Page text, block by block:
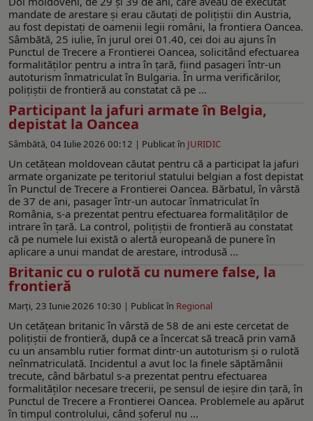
mandate de arestare și erau căutați de polițiștii din Austria,
au fost depistați de oamenii legii români, la frontiera Oancea.
Sâmbătă, 25 iulie, în jurul orei 01.40, cei doi au ajuns în
Punctul de Trecere a Frontierei Oancea, solicitând efectuarea
formalităților pentru a intra în țară, fiind pasageri într-un
autoturism înmatriculat în Bulgaria. În urma verificărilor,
polițiștii de frontieră au constatat că pe ...
Participant la jafuri armate în Belgia,
depistat la Oancea
Sâmbătă, 04 Iulie 2026 00:12 | Publicat în JURIDIC
Un cetăţean moldovean căutat pentru că a participat la jafuri
armate organizate pe teritoriul statului belgian a fost depistat
în Punctul de Trecere a Frontierei Oancea. Bărbatul, în vârstă
de 37 de ani, pasager într-un autocar înmatriculat în
România, s-a prezentat pentru efectuarea formalităților de
intrare în țară. La control, polițiștii de frontieră au constatat
că pe numele lui există o alertă europeană de punere în
aplicare a unui mandat de arestare, introdusă ...
Britanic cu o rulotă cu numere false, la
frontieră
Marți, 23 Iunie 2026 10:30 | Publicat în Regional
Un cetățean britanic în vârstă de 58 de ani este cercetat de
polițiștii de frontieră, după ce a încercat să treacă prin vamă
cu un ansamblu rutier format dintr-un autoturism și o rulotă
neînmatriculată. Incidentul a avut loc la finele săptămânii
trecute, când bărbatul s-a prezentat pentru efectuarea
formalităților necesare trecerii, pe sensul de ieșire din țară, în
Punctul de Trecere a Frontierei Oancea. Problemele au apărut
în timpul controlului, când șoferul nu ...